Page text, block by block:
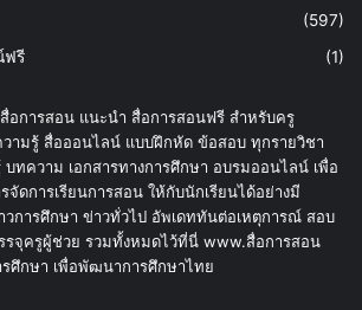
(597)
ฟรี
(1)
อการสอน แนะนำ สื่อการสอนฟรี สำหรับครู
วามรู้ สื่อออนไลน์ แบบฝึกหัด ข้อสอบ ทุกรายวิชา
บทความ เอกสารทางการศึกษา อบรมออนไลน์ เพื่อ
จัดการเรียนการสอน ให้กับนักเรียนได้อย่างมี
การศึกษา ข่าวทั่วไป อัพเดททันต่อเหตุการณ์ สอบ
จุครูผู้ช่วย รวมทั้งหมดไว้ที่นี่ www.สื่อการสอน
รศึกษา เพื่อพัฒนาการศึกษาไทย